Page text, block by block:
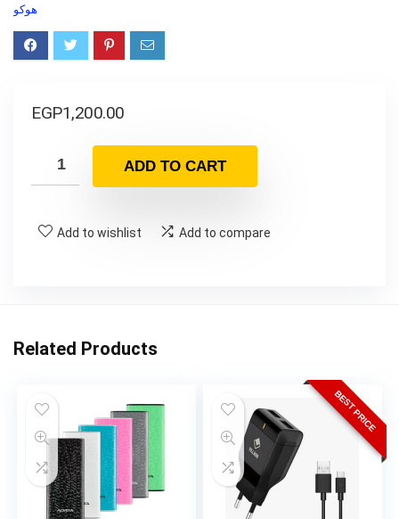
هوكو
EGP1,200.00
ADD TO CART
Add to wishlist Add to compare
Related Products
BEST PRICE